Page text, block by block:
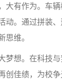
大有作为。车
动。通过拼装
思维。
梦想。在科技
创佳绩，为校